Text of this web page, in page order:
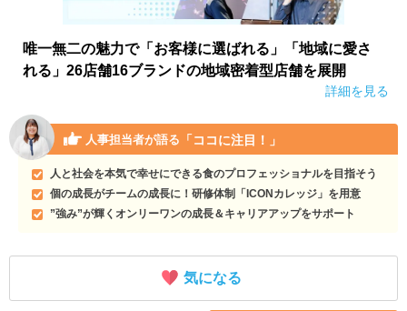
唯一無二の魅力で「お客様に選ばれる」「地域に愛さ
れる」26店舗16ブランドの地域密着型店舗を展開
詳細を見る
人事担当者が語る 「ココに注目！」
人と社会を本気で幸せにできる食のプロフェッショナルを目指そう
個の成長がチームの成長に！研修体制「ICONカレッジ」を用意
”強み”が輝くオンリーワンの成長＆キャリアアップをサポート
気になる